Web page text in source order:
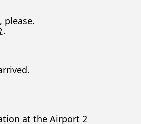
please.
.
at the Airport 2